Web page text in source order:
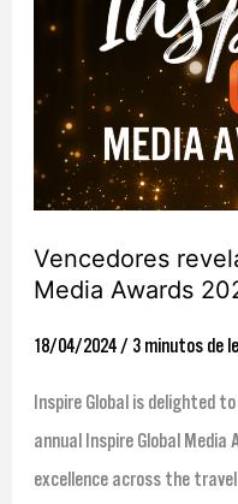
Vencedores
Media Awards
18/04/2024 / 3 minutos de
Inspire Global is delighted
annual Inspire Global Media
excellence across the
Global
Media
Awards
2024